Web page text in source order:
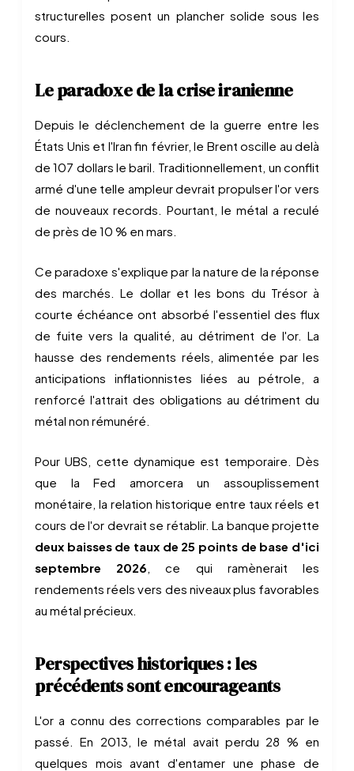
structurelles posent un plancher solide sous les
cours.
Le paradoxe de la crise iranienne
Depuis le déclenchement de la guerre entre les
États Unis et l'Iran fin février, le Brent oscille au delà
de 107 dollars le baril. Traditionnellement, un conflit
armé d'une telle ampleur devrait propulser l'or vers
de nouveaux records. Pourtant, le métal a reculé
de près de 10 % en mars.
Ce paradoxe s'explique par la nature de la réponse
des marchés. Le dollar et les bons du Trésor à
courte échéance ont absorbé l'essentiel des flux
de fuite vers la qualité, au détriment de l'or. La
hausse des rendements réels, alimentée par les
anticipations inflationnistes liées au pétrole, a
renforcé l'attrait des obligations au détriment du
métal non rémunéré.
Pour UBS, cette dynamique est temporaire. Dès
que la Fed amorcera un assouplissement
monétaire, la relation historique entre taux réels et
cours de l'or devrait se rétablir. La banque projette
deux baisses de taux de 25 points de base d'ici
septembre 2026, ce qui ramènerait les
rendements réels vers des niveaux plus favorables
au métal précieux.
Perspectives historiques : les
précédents sont encourageants
L'or a connu des corrections comparables par le
passé. En 2013, le métal avait perdu 28 % en
quelques mois avant d'entamer une phase de